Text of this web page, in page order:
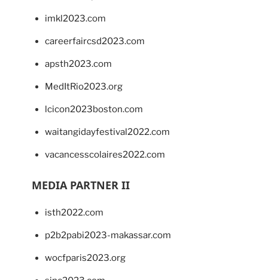
imkl2023.com
careerfaircsd2023.com
apsth2023.com
MedItRio2023.org
lcicon2023boston.com
waitangidayfestival2022.com
vacancesscolaires2022.com
MEDIA PARTNER II
isth2022.com
p2b2pabi2023-makassar.com
wocfparis2023.org